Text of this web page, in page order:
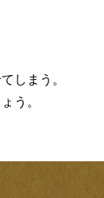
しまう。
う。